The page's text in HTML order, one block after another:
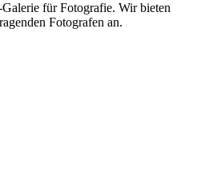
für Fotografie. Wir bieten
Fotografen an.